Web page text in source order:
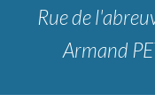
Rue de
Armand